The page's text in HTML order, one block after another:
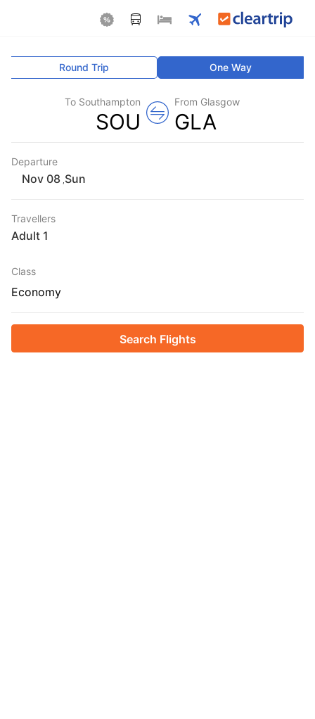
One Way
Round Trip
From Glasgow
GLA
To Southampton
SOU
Departure
Sun
Travellers
1 Adult
Class
Economy